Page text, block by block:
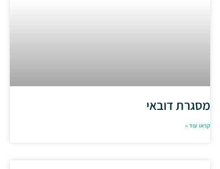
מסגרת דובאי
קראו עוד »